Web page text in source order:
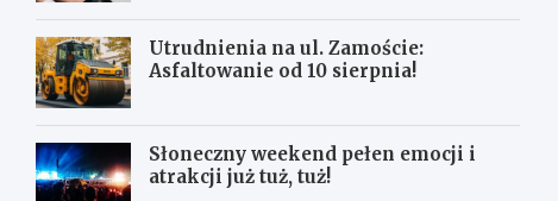
Utrudnienia na ul. Zamoście:
Asfaltowanie od 10 sierpnia!
Słoneczny weekend pełen emocji i
atrakcji już tuż, tuż!